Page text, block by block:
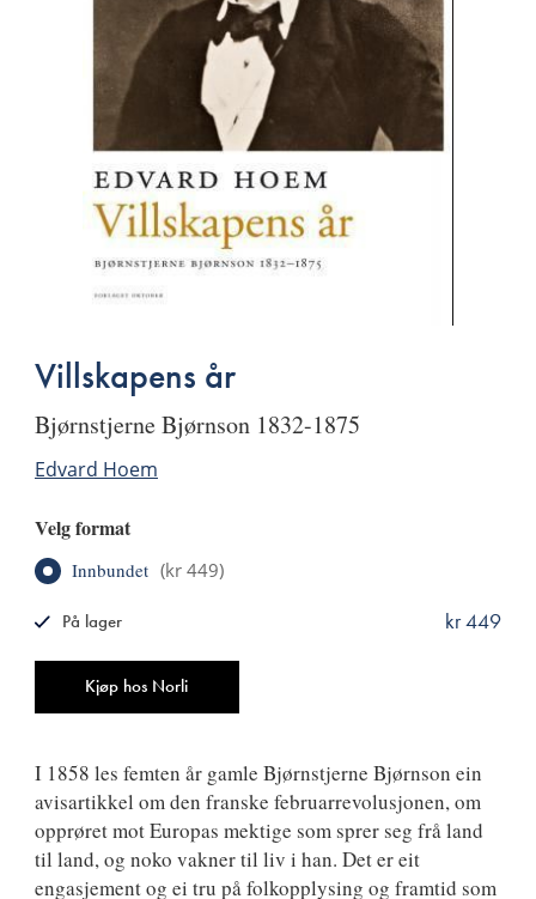
Villskapens år
Bjørnstjerne Bjørnson 1832-1875
Edvard Hoem
Velg format
Innbundet (kr 449)
Kjøp hos Norli
kr 449
På lager
I 1858 les femten år gamle Bjørnstjerne Bjørnson ein
avisartikkel om den franske februarrevolusjonen, om
opprøret mot Europas mektige som sprer seg frå land
til land, og noko vakner til liv i han. Det er eit
engasjement og ei tru på folkopplysing og framtid som